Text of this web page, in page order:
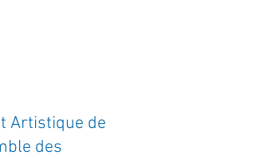
Artistique de
des